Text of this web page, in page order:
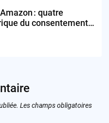
: quatre
du consentement
Les champs obligatoires